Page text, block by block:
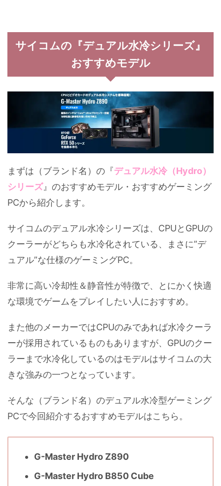
サイコムの『デュアル水冷シリーズ』
おすすめモデル
まずは（ブランド名）の『デュアル水冷（Hydro）
シリーズ』のおすすめモデル・おすすめゲーミング
PCから紹介します。
サイコムのデュアル水冷シリーズは、CPUとGPUの
クーラーがどちらも水冷化されている、まさに”デ
ュアル”な仕様のゲーミングPC。
非常に高い冷却性＆静音性が特徴で、とにかく快適
な環境でゲームをプレイしたい人におすすめ。
また他のメーカーではCPUのみであれば水冷クーラ
ーが採用されているものもありますが、GPUのクー
ラーまで水冷化しているのはモデルはサイコムの大
きな強みの一つとなっています。
そんな（ブランド名）のデュアル水冷型ゲーミング
PCで今回紹介するおすすめモデルはこちら。
G-Master Hydro Z890
G-Master Hydro B850 Cube